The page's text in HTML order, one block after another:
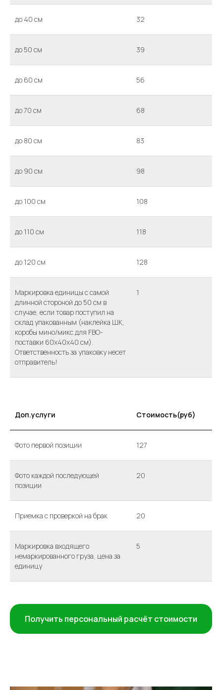
до 40 см 32
до 50 см 39
до 60 см 56
до 70 см 68
до 80 см 83
до 90 см 98
до 100 см 108
до 110 см 118
до 120 см 128
Маркировка единицы с самой
длинной стороной до 50 см в
случае, если товар поступил на
склад упакованным (наклейка ШК,
коробы мино/микс для FBO-
поставки 60х40х40 см).
Ответственность за упаковку несет
отправитель!
1
Доп.услуги Стоимость(руб)
Фото первой позиции 127
Фото каждой последующей
позиции
20
Приемка с проверкой на брак 20
Маркировка входящего
немаркированного груза, цена за
единицу
5
Получить персональный расчёт стоимости